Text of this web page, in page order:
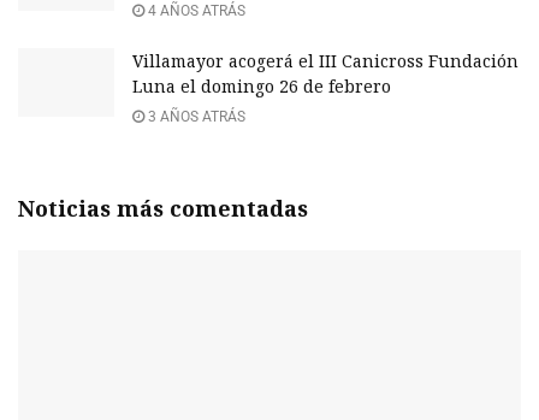
4 AÑOS ATRÁS
Villamayor acogerá el III Canicross Fundación
Luna el domingo 26 de febrero
3 AÑOS ATRÁS
Noticias más comentadas